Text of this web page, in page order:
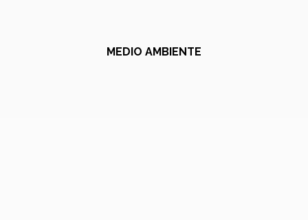
MEDIO AMBIENTE